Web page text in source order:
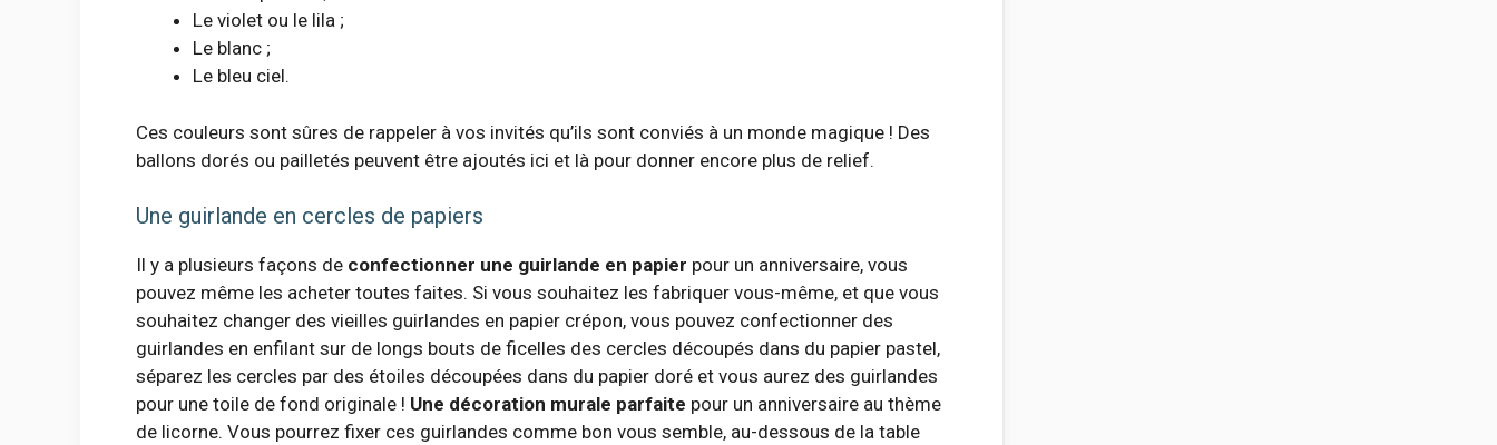
Le violet ou le lila ;
Le blanc ;
Le bleu ciel.
Ces couleurs sont sûres de rappeler à vos invités qu’ils sont conviés à un monde magique ! Des
ballons dorés ou pailletés peuvent être ajoutés ici et là pour donner encore plus de relief.
Une guirlande en cercles de papiers
Il y a plusieurs façons de confectionner une guirlande en papier pour un anniversaire, vous
pouvez même les acheter toutes faites. Si vous souhaitez les fabriquer vous-même, et que vous
souhaitez changer des vieilles guirlandes en papier crépon, vous pouvez confectionner des
guirlandes en enfilant sur de longs bouts de ficelles des cercles découpés dans du papier pastel,
séparez les cercles par des étoiles découpées dans du papier doré et vous aurez des guirlandes
pour une toile de fond originale ! Une décoration murale parfaite pour un anniversaire au thème
de licorne. Vous pourrez fixer ces guirlandes comme bon vous semble, au-dessous de la table